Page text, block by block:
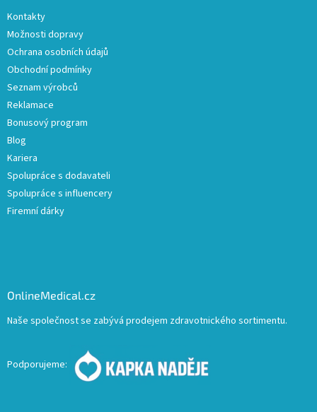
Kontakty
Možnosti dopravy
Ochrana osobních údajů
Obchodní podmínky
Seznam výrobců
Reklamace
Bonusový program
Blog
Kariera
Spolupráce s dodavateli
Spolupráce s influencery
Firemní dárky
OnlineMedical.cz
Naše společnost se zabývá prodejem zdravotnického sortimentu.
Podporujeme: